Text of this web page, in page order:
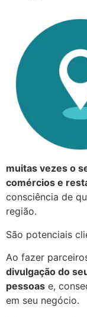
muitas vezes o
comércios e
consciência de
região.
São potenciais
Ao fazer
divulgação do
pessoas e,
em seu negócio.